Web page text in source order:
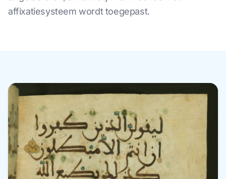
affixatiesysteem wordt toegepast.